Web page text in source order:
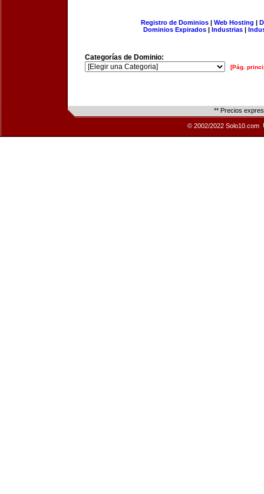
Registro de Dominios| Web Hosting |
Dominios Expirados | Industrias |
Categorías de Dominio:
[Pág.
** Precios
© 2002/2022 Solo10.com